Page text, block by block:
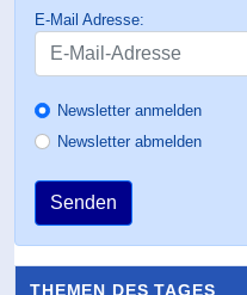
E-Mail Adresse:
Newsletter anmelden
Newsletter abmelden
Senden
THEMEN DES TAGES